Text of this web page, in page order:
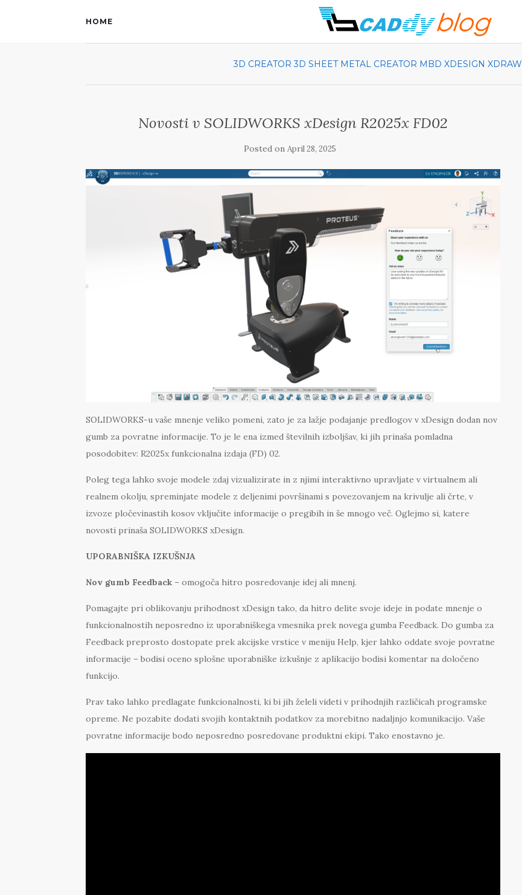
HOME
3D CREATOR 3D SHEET METAL CREATOR MBD XDESIGN
Novosti v SOLIDWORKS xDesign R2025x FD02
Posted on April 28, 2025
SOLIDWORKS-u vaše mnenje veliko pomeni, zato je za lažje podajanje predlogov v xDesign dodan nov
gumb za povratne informacije. To je le ena izmed številnih izboljšav, ki jih prinaša pomladna
posodobitev: R2025x funkcionalna izdaja (FD) 02.
Poleg tega lahko svoje modele zdaj vizualizirate in z njimi interaktivno upravljate v virtualnem ali
realnem okolju, spreminjate modele z deljenimi površinami s povezovanjem na krivulje ali črte, v
izvoze pločevinastih kosov vključite informacije o pregibih in še mnogo več. Oglejmo si, katere
novosti prinaša SOLIDWORKS xDesign.
UPORABNIŠKA IZKUŠNJA
Nov gumb Feedback – omogoča hitro posredovanje idej ali mnenj.
Pomagajte pri oblikovanju prihodnost xDesign tako, da hitro delite svoje ideje in podate mnenje o
funkcionalnostih neposredno iz uporabniškega vmesnika prek novega gumba Feedback. Do gumba za
Feedback preprosto dostopate prek akcijske vrstice v meniju Help, kjer lahko oddate svoje povratne
informacije – bodisi oceno splošne uporabniške izkušnje z aplikacijo bodisi komentar na določeno
funkcijo.
Prav tako lahko predlagate funkcionalnosti, ki bi jih želeli videti v prihodnjih različicah programske
opreme. Ne pozabite dodati svojih kontaktnih podatkov za morebitno nadaljnjo komunikacijo. Vaše
povratne informacije bodo neposredno posredovane produktni ekipi. Tako enostavno je.